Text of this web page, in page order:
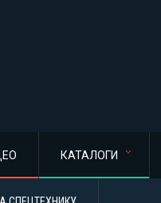
КАТАЛОГИ